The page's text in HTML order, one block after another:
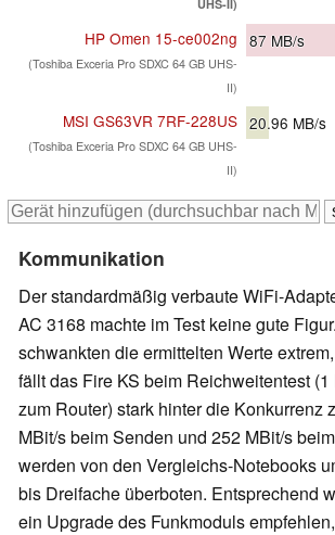
UHS-II)
HP Omen 15-ce002ng
(Toshiba Exceria Pro SDXC 64 GB UHS-
II)
87 MB/s
MSI GS63VR 7RF-228US
(Toshiba Exceria Pro SDXC 64 GB UHS-
II)
20.96 MB/s
Kommunikation
Der standardmäßig verbaute WiFi-
AC 3168 machte im Test keine gute
schwankten die ermittelten Werte
fällt das Fire KS beim Reichweitentest
zum Router) stark hinter die Konkurrenz
MBit/s beim Senden und 252 MBit/s
werden von den Vergleichs-Notebooks
bis Dreifache überboten. Entsprechend
ein Upgrade des Funkmoduls